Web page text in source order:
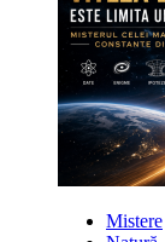
Mistere